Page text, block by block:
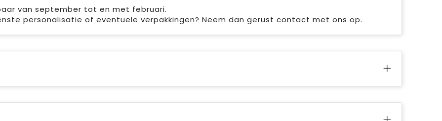
van september tot en met februari.
personalisatie of eventuele verpakkingen? Neem dan gerust contact met ons op.